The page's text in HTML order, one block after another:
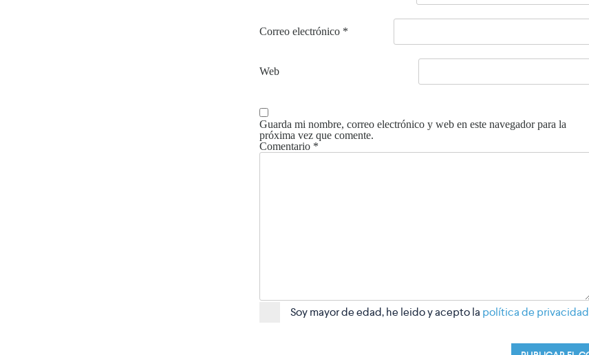
Correo electrónico *
Web
Guarda mi nombre, correo electrónico y web en este navegador para la
próxima vez que comente.
Comentario *
Soy mayor de edad, he leido y acepto la política de privacidad